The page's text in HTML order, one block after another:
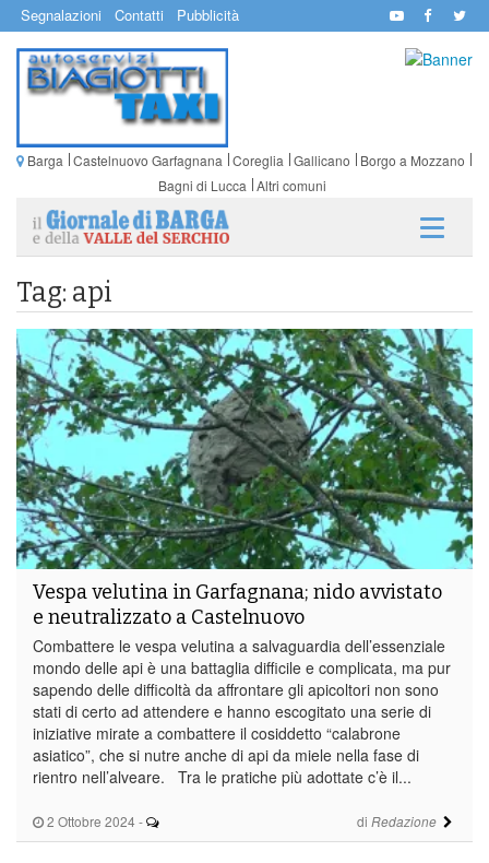
Segnalazioni Contatti Pubblicità
Barga Castelnuovo Garfagnana Coreglia Gallicano
Borgo a Mozzano
Bagni di Lucca Altri comuni
Tag: api
2 Ottobre 2024 - di Redazione
Vespa velutina in Garfagnana; nido avvistato
e neutralizzato a Castelnuovo
Combattere le vespa velutina a salvaguardia dell’essenziale
mondo delle api è una battaglia difficile e complicata, ma pur
sapendo delle difficoltà da affrontare gli apicoltori non sono
stati di certo ad attendere e hanno escogitato una serie di
iniziative mirate a combattere il cosiddetto “calabrone
asiatico”, che si nutre anche di api da miele nella fase di
rientro nell’alveare. Tra le pratiche più adottate c’è il...